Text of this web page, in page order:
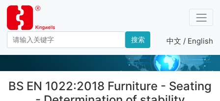
搜索 中文 / English
产品－标准编号
BS EN 1022:2018 Furniture - Seating